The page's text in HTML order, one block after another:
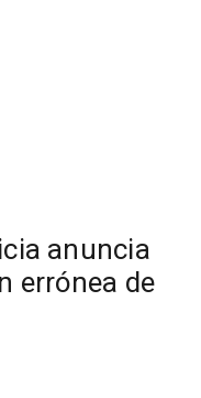
anuncia
errónea de